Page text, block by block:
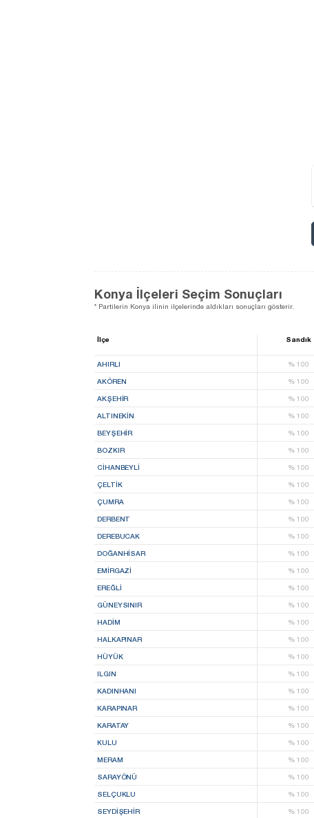
Konya İlçeleri Seçim Sonuçları
* Partilerin Konya ilinin ilçelerinde aldıkları sonuçları gösterir.
İlçe Sandık
AHIRLI %100
AKÖREN %100
AKŞEHİR %100
ALTINEKİN %100
BEYŞEHİR %100
BOZKIR %100
CİHANBEYLİ %100
ÇELTİK %100
ÇUMRA %100
DERBENT %100
DEREBUCAK %100
DOĞANHİSAR %100
EMİRGAZİ %100
EREĞLİ %100
GÜNEYSINIR %100
HADİM %100
HALKAPINAR %100
HÜYÜK %100
ILGIN %100
KADINHANI %100
KARAPINAR %100
KARATAY %100
KULU %100
MERAM %100
SARAYÖNÜ %100
SELÇUKLU %100
SEYDİŞEHİR %100